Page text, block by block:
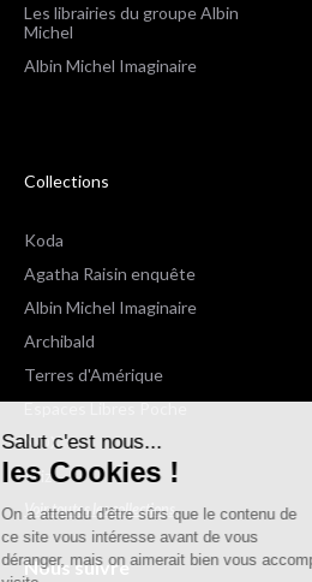
Salut c'est nous...
les Cookies !
On a attendu d'être sûrs que le contenu de
ce site vous intéresse avant de vous
déranger, mais on aimerait bien vous
Les librairies du groupe Albin
Michel
Albin Michel Imaginaire
Collections
Koda
Agatha Raisin enquête
Albin Michel Imaginaire
Archibald
Terres d'Amérique
Espaces Libres Poche
NOX
Wiz
Voir toutes les collections
Nous suivre